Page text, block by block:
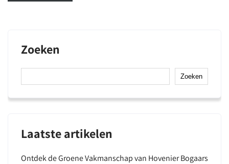
Zoeken
Zoeken
Laatste artikelen
Ontdek de Groene Vakmanschap van Hovenier Bogaars